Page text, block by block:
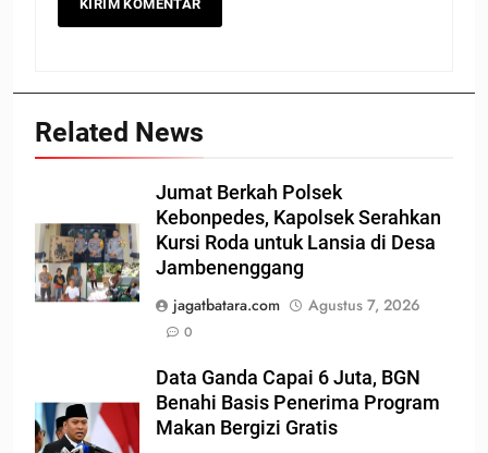
Related News
Jumat Berkah Polsek
Kebonpedes, Kapolsek Serahkan
Kursi Roda untuk Lansia di Desa
Jambenenggang
jagatbatara.com
Agustus 7, 2026
0
Data Ganda Capai 6 Juta, BGN
Benahi Basis Penerima Program
Makan Bergizi Gratis